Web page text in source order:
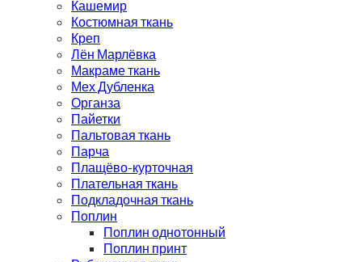
Кашемир
Костюмная ткань
Креп
Лён Марлёвка
Макраме ткань
Мех Дубленка
Органза
Пайетки
Пальтовая ткань
Парча
Плащёво-курточная
Плательная ткань
Подкладочная ткань
Поплин
Поплин однотонный
Поплин принт